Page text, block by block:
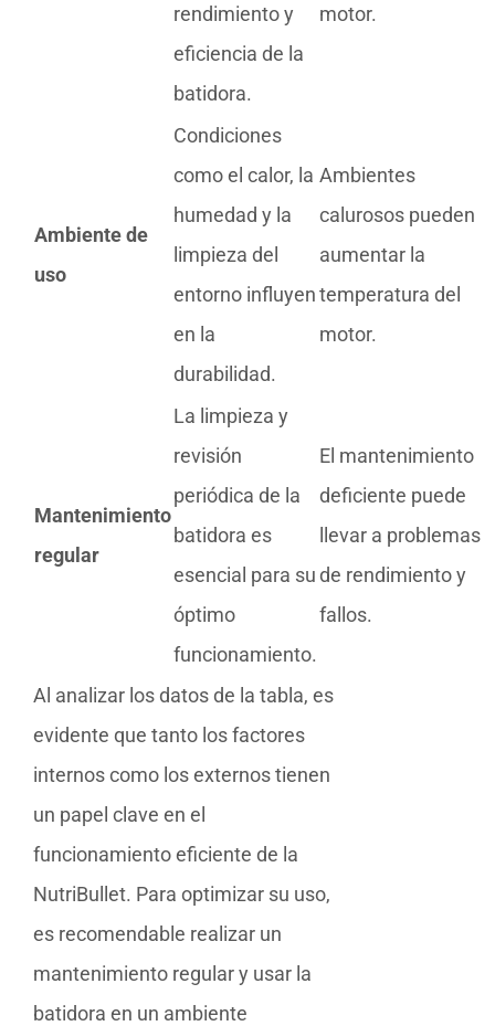
rendimiento y
eficiencia de la
batidora.
motor.
Ambiente de
uso
Condiciones
como el calor, la
humedad y la
limpieza del
entorno influyen
en la
durabilidad.
Ambientes
calurosos pueden
aumentar la
temperatura del
motor.
Mantenimiento
regular
La limpieza y
revisión
periódica de la
batidora es
esencial para su
óptimo
funcionamiento.
El mantenimiento
deficiente puede
llevar a problemas
de rendimiento y
fallos.
Al analizar los datos de la tabla, es
evidente que tanto los factores
internos como los externos tienen
un papel clave en el
funcionamiento eficiente de la
NutriBullet. Para optimizar su uso,
es recomendable realizar un
mantenimiento regular y usar la
batidora en un ambiente